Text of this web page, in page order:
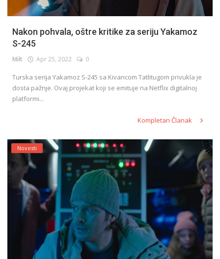
Nakon pohvala, oštre kritike za seriju Yakamoz
S-245
Milt Apr 25, 2022 0
Turska serija Yakamoz S-245 sa Kivancom Tatlitugom privukla je
dosta pažnje. Ovaj projekat koji se emituje na Netflix digitalnoj
platformi...
Kompletan Članak
Novosti